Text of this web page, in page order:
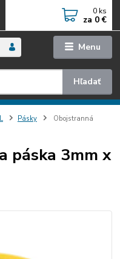
Menu
Hľadať
0 ks
za 0 €
Pásky
Obojstranná
páska 3mm x